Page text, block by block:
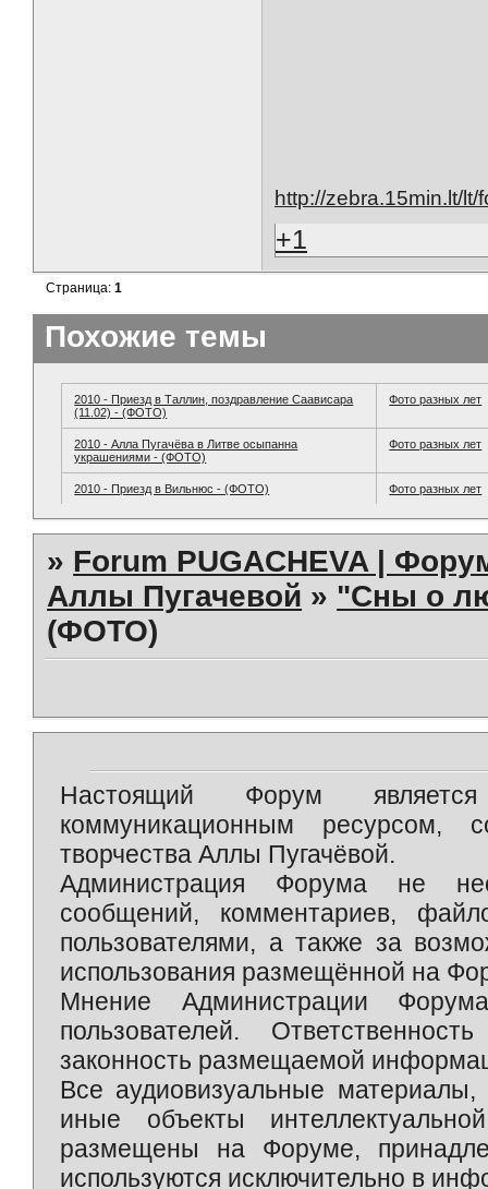
http://zebra.15min.lt/
+1
Страница:1
Похожие темы
2010 - Приезд в Таллин, поздравление Саависара
(11.02) - (ФОТО)
Фото разных лет
2010 - Алла Пугачёва в Литве осыпанна
украшениями - (ФОТО)
Фото разных лет
2010 - Приезд в Вильнюс - (ФОТО) Фото разных лет
» Forum PUGACHEVA |
Аллы Пугачевой » "Сны о
(ФОТО)
Настоящий Форум является
коммуникационным ресурсом,
творчества Аллы Пугачёвой.
Администрация Форума не
сообщений, комментариев,
пользователями, а также за
использования размещённой на
Мнение Администрации
пользователей.
законность размещаемой
Все аудиовизуальные
иные объекты
размещены на Форуме,
используются исключительно в